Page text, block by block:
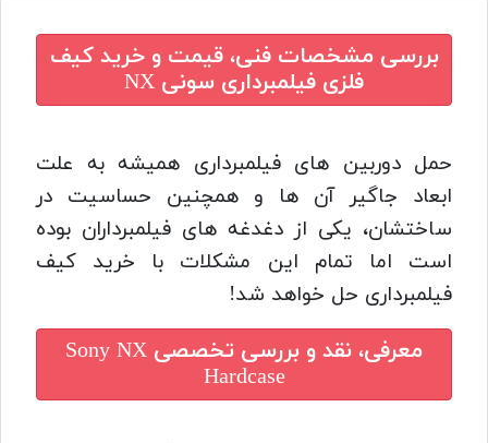
بررسی مشخصات فنی، قیمت و خریدکیف
فلزی فیلمبرداری سونی NX
حمل دوربین های فیلمبرداری همیشه به علت
ابعاد جاگیر آن ها و همچنین حساسیت در
ساختشان، یکی از دغدغه های فیلمبرداران بوده
است اما تمام این مشکلات با خرید کیف
فیلمبرداری حل خواهد شد!
معرفی، نقد و بررسی تخصصی Sony NX
Hardcase